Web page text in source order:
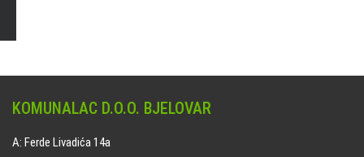
KOMUNALAC D.O.O. BJELOVAR
A: Ferde Livadića 14a